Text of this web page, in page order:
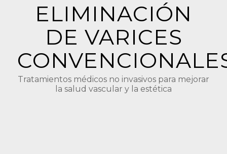
ELIMINACIÓN
DE VARICES
Tratamientos médicos no invasivos para mejorar
la salud vascular y la estética